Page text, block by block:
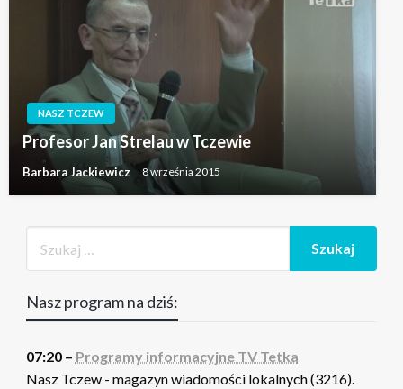
NASZ TCZEW
Profesor Jan Strelau w Tczewie
Barbara Jackiewicz 8 września 2015
Nasz program na dziś:
07:20 – Programy informacyjne TV Tetka
Nasz Tczew - magazyn wiadomości lokalnych (3216).